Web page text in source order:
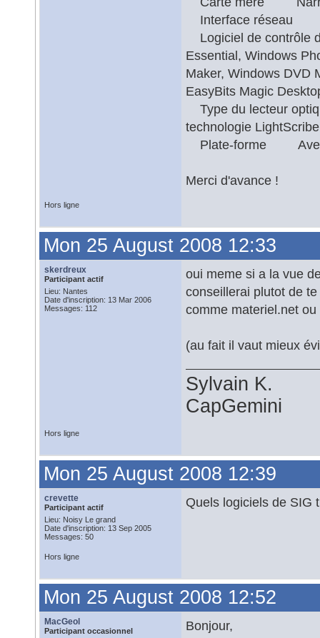
Interface réseau
Logiciel de contrôle
Essential, Windows
Maker, Windows DVD
EasyBits Magic
Type du lecteur
technologie
Plate-forme Avec
Merci d'avance !
Hors ligne
Mon 25 August 2008 12:33
skerdreux
Participant actif
Lieu: Nantes
Date d'inscription: 13 Mar 2006
Messages: 112
oui meme si a la vue
conseillerai plutot de
comme materiel.net
(au fait il vaut mieux
Sylvain K.
CapGemini
Hors ligne
Mon 25 August 2008 12:39
crevette
Participant actif
Lieu: Noisy Le grand
Date d'inscription: 13 Sep 2005
Messages: 50
Quels logiciels de SIG
Hors ligne
Mon 25 August 2008 12:52
MacGeol
Participant occasionnel
Bonjour,